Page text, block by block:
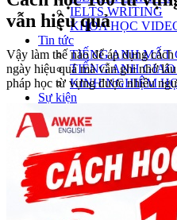
IELTS WRITING
KHÓA HỌC
Tin tức
TIẾNG ANH MẤT
TIẾNG ANH GIAO
KINH NGHIỆM
Sự kiện
Chính sách bảo hành và
Liên hệ
vẫn hiệu quả
Vậy làm thế nào để áp dụng
ngày hiệu quả mà vẫn ghi nhớ
pháp học từ vựng được nhiều